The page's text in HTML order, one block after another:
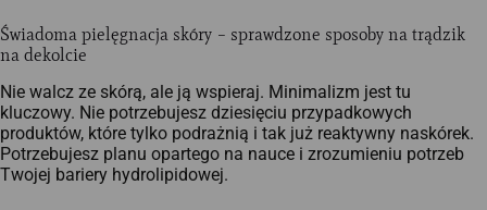
Świadoma pielęgnacja skóry – sprawdzone sposoby na trądzik
na dekolcie
Nie walcz ze skórą, ale ją wspieraj. Minimalizm jest tu
kluczowy. Nie potrzebujesz dziesięciu przypadkowych
produktów, które tylko podrażnią i tak już reaktywny naskórek.
Potrzebujesz planu opartego na nauce i zrozumieniu potrzeb
Twojej bariery hydrolipidowej.